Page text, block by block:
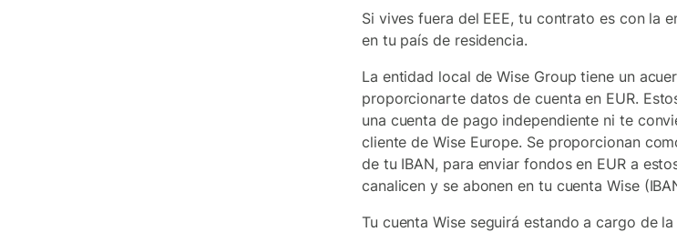
Si vives fuera del EEE, tu contrato es con la
en tu país de residencia.
La entidad local de Wise Group tiene un
proporcionarte datos de cuenta en EUR.
una cuenta de pago independiente ni te
cliente de Wise Europe. Se proporcionan
de tu IBAN, para enviar fondos en EUR a
canalicen y se abonen en tu cuenta Wise
Tu cuenta Wise seguirá estando a cargo de